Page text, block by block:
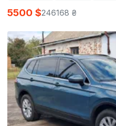
5500 $246168 ₴